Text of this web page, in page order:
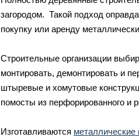
загородом. Такой подход
покупку или аренду
Строительные организации
монтировать, демонтировать и
штыревые и хомутовые
помосты из перфорированного и
Изготавливаются металлические